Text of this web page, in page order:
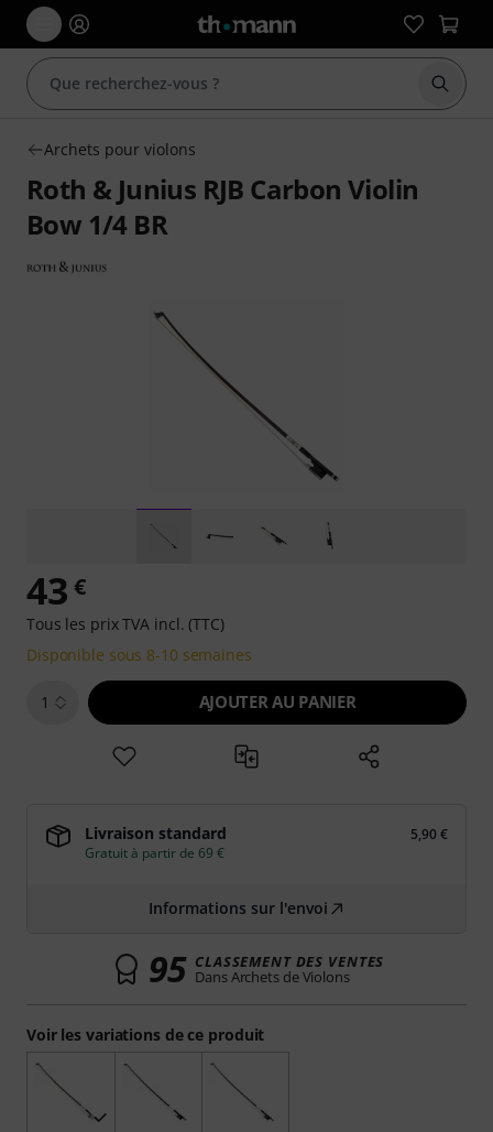
Archets pour violons
Roth & Junius RJB Carbon Violin
Bow 1/4 BR
Voir les variations de ce produit
43 €
Tous les prix TVA incl. (TTC)
Disponible sous 8-10 semaines
1 AJOUTER AU PANIER
Livraison standard
5,90 €
Gratuit à partir de 69 €
Informations sur l'envoi
95 CLASSEMENT DES VENTES
Dans Archets de Violons